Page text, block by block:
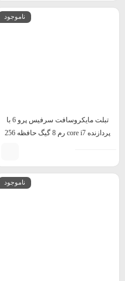
ناموجود
تبلت مایکروسافت سرفیس پرو 6 با
پردازنده core i7 رم 8 گیگ حافظه 256
ناموجود